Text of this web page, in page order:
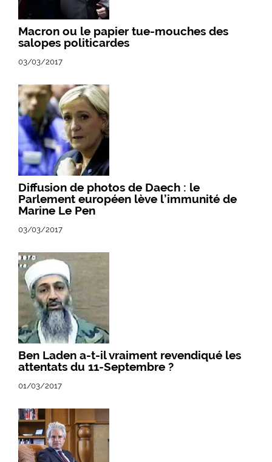
Macron ou le papier tue-mouches des
salopes politicardes
03/03/2017
Diffusion de photos de Daech : le
Parlement européen lève l’immunité de
Marine Le Pen
03/03/2017
Ben Laden a-t-il vraiment revendiqué les
attentats du 11-Septembre ?
01/03/2017